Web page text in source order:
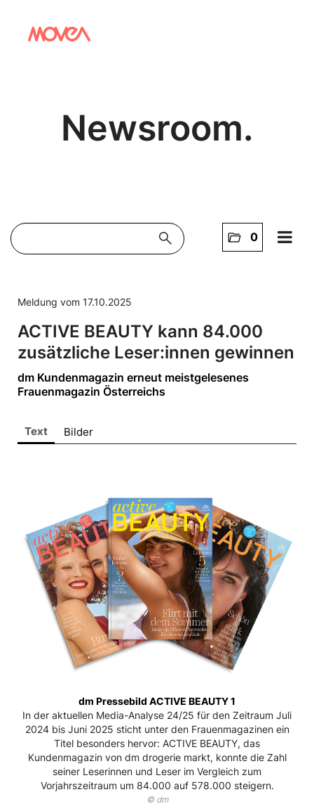
Newsroom.
search folder_open 0
Barmherzige Brüder Salzburg
Bring!
dm drogerie markt
Gira
VEOCEL
Sonstige
Pressekontakt
Meldung vom 17.10.2025
ACTIVE BEAUTY kann 84.000
zusätzliche Leser:innen gewinnen
dm Kundenmagazin erneut meistgelesenes
Frauenmagazin Österreichs
Text Bilder
dm Pressebild ACTIVE BEAUTY 1
In der aktuellen Media-Analyse 24/25 für den Zeitraum Juli
2024 bis Juni 2025 sticht unter den Frauenmagazinen ein
Titel besonders hervor: ACTIVE BEAUTY, das
Kundenmagazin von dm drogerie markt, konnte die Zahl
seiner Leserinnen und Leser im Vergleich zum
Vorjahrszeitraum um 84.000 auf 578.000 steigern.
© dm